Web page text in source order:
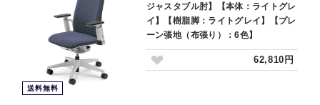
送料無料
ジャスタブル肘】【本体：ライトグレ
イ】【樹脂脚：ライトグレイ】【プレ
ーン張地（布張り）：6色】
62,810円